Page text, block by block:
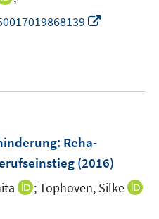
n
n
s
t
u
n
s
Reha-
(2016)
I;Tophoven, Silke